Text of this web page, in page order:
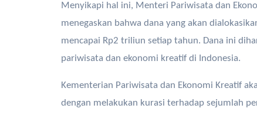
Menyikapi hal ini, Menteri Pariwisata dan
menegaskan bahwa dana yang akan
mencapai Rp2 triliun setiap tahun. Dana ini
pariwisata dan ekonomi kreatif di Indonesia.
Kementerian Pariwisata dan Ekonomi Kreatif
dengan melakukan kurasi terhadap sejumlah